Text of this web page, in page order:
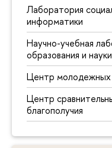
Лаборатория
информатики
Научно-учебная
образования и
Центр молодежных
Центр
благополучия